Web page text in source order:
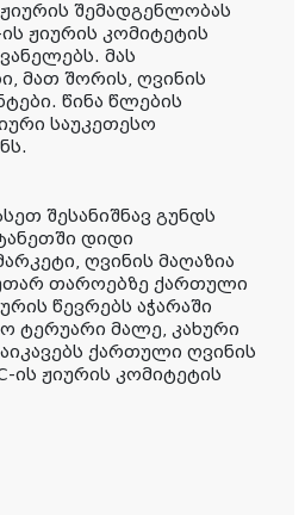
შემადგენლობას
ჟიურის კომიტეტის
მას
მათ შორის, ღვინის
წინა წლების
საუკეთესო
შესანიშნავ გუნდს
დიდი
ღვინის მაღაზია
თაროებზე ქართული
წევრებს აჭარაში
ტერუარი მალე, კახური
ქართული ღვინის
ის ჟიურის კომიტეტის